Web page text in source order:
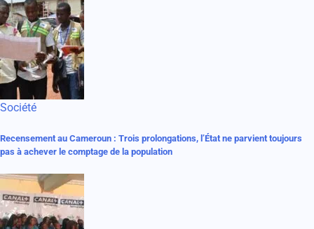
Société
Recensement au Cameroun : Trois prolongations, l’État ne parvient toujours
pas à achever le comptage de la population